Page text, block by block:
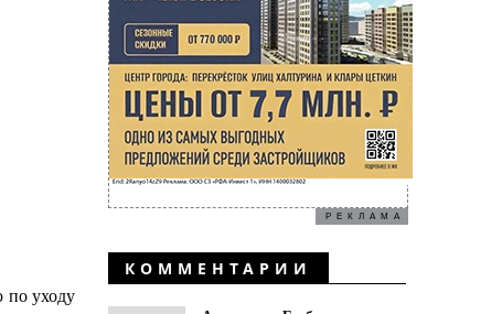
по уходу
РЕКЛАМА
КОММЕНТАРИИ